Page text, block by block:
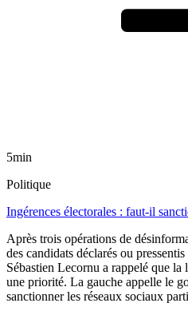
5min
Politique
Ingérences électorales : faut-il
Après trois opérations de
des candidats déclarés ou
Sébastien Lecornu a rappelé que la
une priorité. La gauche appelle le
sanctionner les réseaux sociaux